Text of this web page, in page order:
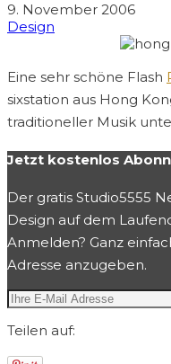
9. November 2006
Design
Eine sehr schöne Flash
sixstation aus Hong
traditioneller Musik
Jetzt kostenlos
Der gratis Studio5555
Design auf dem
Anmelden? Ganz
Adresse anzugeben.
Teilen auf: